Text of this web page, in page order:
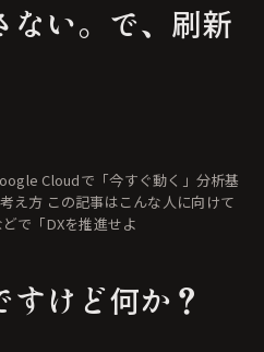
ない。で、刷新
Cloudで「今すぐ動く」分析基
に向けて
カーなどで「DXを推進せよ
けど何か？